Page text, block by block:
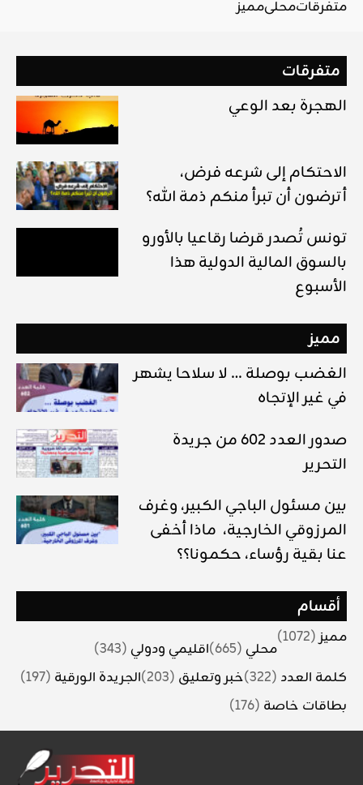
متفرقاتمحليمميز
متفرقات
الهجرة بعد الوعي
الاحتكام إلى شرعه فرض،
أترضون أن تبرأ منكم ذمة الله؟
تونس تُصدر قرضا رقاعيا بالأورو
بالسوق المالية الدولية هذا
الأسبوع
مميز
الغضب بوصلة … لا سلاحا يشهر
في غير الإتجاه
صدور العدد 602 من جريدة
التحرير
بين مسئول الباجي الكبير، وغرف
المرزوقي الخارجية، ماذا أخفى
عنا بقية رؤساء، حكمونا؟؟
أقسام
مميز(1072)
محلي (665) اقليمي ودولي (343)
كلمة العدد (322) خبر وتعليق (203) الجريدة الورقية (197)
بطاقات خاصة (176)